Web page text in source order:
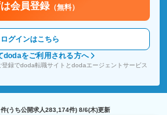
会員登録（無料）
ログインはこちら
dodaをご利用される方へ
録でdoda転職サイトとdodaエージェントサービス
件(うち公開求人283,174件) 8/6(木)更新